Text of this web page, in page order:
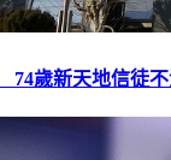
74歲新天地信徒